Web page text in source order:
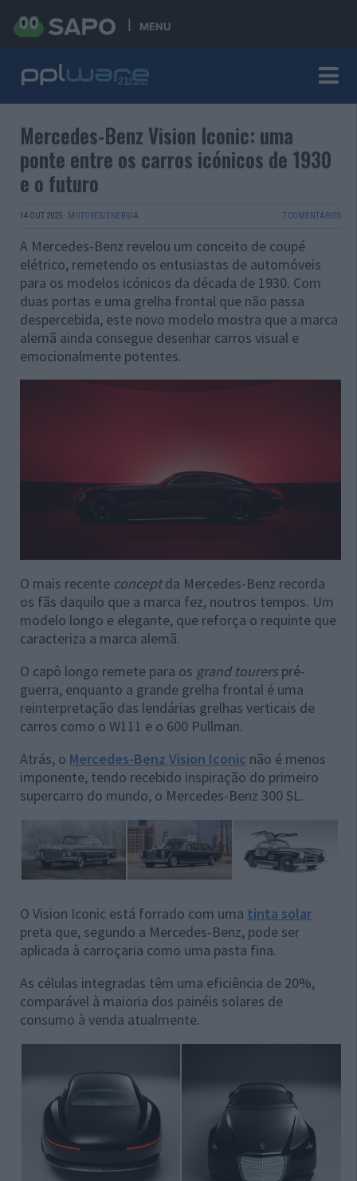
MENU
Mercedes-Benz Vision Iconic: uma
ponte entre os carros icónicos de 1930
e o futuro
14 OUT 2025 · MOTORES/ENERGIA 7 COMENTÁRIOS
A Mercedes-Benz revelou um conceito de coupé
elétrico, remetendo os entusiastas de automóveis
para os modelos icónicos da década de 1930. Com
duas portas e uma grelha frontal que não passa
despercebida, este novo modelo mostra que a marca
alemã ainda consegue desenhar carros visual e
emocionalmente potentes.
O mais recente conceptda Mercedes-Benz recorda
os fãs daquilo que a marca fez, noutros tempos. Um
modelo longo e elegante, que reforça o requinte que
caracteriza a marca alemã.
O capô longo remete para os grand tourers pré-
guerra, enquanto a grande grelha frontal é uma
reinterpretação das lendárias grelhas verticais de
carros como o W111 e o 600 Pullman.
Atrás, o Mercedes-Benz Vision Iconic não é menos
imponente, tendo recebido inspiração do primeiro
supercarro do mundo, o Mercedes-Benz 300 SL.
O Vision Iconic está forrado com uma tinta solar
preta que, segundo a Mercedes-Benz, pode ser
aplicada à carroçaria como uma pasta fina.
As células integradas têm uma eficiência de 20%,
comparável à maioria dos painéis solares de
consumo à venda atualmente.